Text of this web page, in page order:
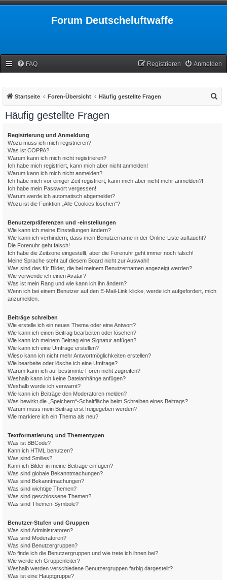
Forum Deutscheluftwaffe
FAQ Anmelden
Registrieren
Startseite Foren-Übersicht Häufig gestellte Fragen
Häufig gestellte Fragen
Registrierung und Anmeldung
Wozu muss ich mich registrieren?
Was ist COPPA?
Warum kann ich mich nicht registrieren?
Ich habe mich registriert, kann mich aber nicht anmelden!
Warum kann ich mich nicht anmelden?
Ich habe mich vor einiger Zeit registriert, kann mich aber nicht mehr anmelden?!
Ich habe mein Passwort vergessen!
Warum werde ich automatisch abgemeldet?
Wozu ist die Funktion „Alle Cookies löschen“?
Benutzerpräferenzen und -einstellungen
Wie kann ich meine Einstellungen ändern?
Wie kann ich verhindern, dass mein Benutzername in der Online-Liste auftaucht?
Die Forenuhr geht falsch!
Ich habe die Zeitzone eingestellt, aber die Forenuhr geht immer noch falsch!
Meine Sprache steht auf diesem Board nicht zur Auswahl!
Was sind das für Bilder, die bei meinem Benutzernamen angezeigt werden?
Wie verwende ich einen Avatar?
Was ist mein Rang und wie kann ich ihn ändern?
Wenn ich bei einem Benutzer auf den E-Mail-Link klicke, werde ich aufgefordert, mich
anzumelden.
Beiträge schreiben
Wie erstelle ich ein neues Thema oder eine Antwort?
Wie kann ich einen Beitrag bearbeiten oder löschen?
Wie kann ich meinem Beitrag eine Signatur anfügen?
Wie kann ich eine Umfrage erstellen?
Wieso kann ich nicht mehr Antwortmöglichkeiten erstellen?
Wie bearbeite oder lösche ich eine Umfrage?
Warum kann ich auf bestimmte Foren nicht zugreifen?
Weshalb kann ich keine Dateianhänge anfügen?
Weshalb wurde ich verwarnt?
Wie kann ich Beiträge den Moderatoren melden?
Was bewirkt die „Speichern“-Schaltfläche beim Schreiben eines Beitrags?
Warum muss mein Beitrag erst freigegeben werden?
Wie markiere ich ein Thema als neu?
Textformatierung und Thementypen
Was ist BBCode?
Kann ich HTML benutzen?
Was sind Smilies?
Kann ich Bilder in meine Beiträge einfügen?
Was sind globale Bekanntmachungen?
Was sind Bekanntmachungen?
Was sind wichtige Themen?
Was sind geschlossene Themen?
Was sind Themen-Symbole?
Benutzer-Stufen und Gruppen
Was sind Administratoren?
Was sind Moderatoren?
Was sind Benutzergruppen?
Wo finde ich die Benutzergruppen und wie trete ich ihnen bei?
Wie werde ich Gruppenleiter?
Weshalb werden verschiedene Benutzergruppen farbig dargestellt?
Was ist eine Hauptgruppe?